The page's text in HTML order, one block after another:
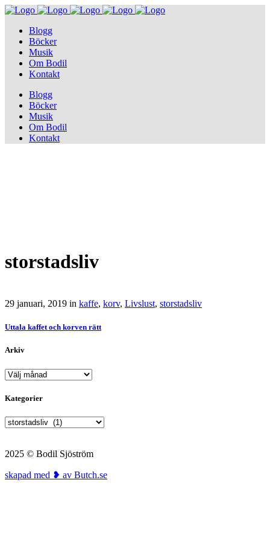
Blogg
Böcker
Musik
Om Bodil
Kontakt
Blogg
Böcker
Musik
Om Bodil
Kontakt
storstadsliv
29 januari, 2019 in kaffe, korv, Livslust, storstadsliv
Uttala kaffet och korven rätt
Arkiv
Arkiv
Kategorier
Kategorier
2025 © Bodil Sjöström
skapad med ❥ av Butch.se